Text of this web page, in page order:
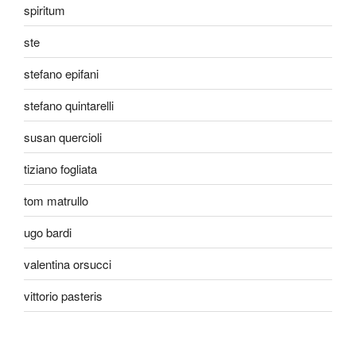
spiritum
ste
stefano epifani
stefano quintarelli
susan quercioli
tiziano fogliata
tom matrullo
ugo bardi
valentina orsucci
vittorio pasteris